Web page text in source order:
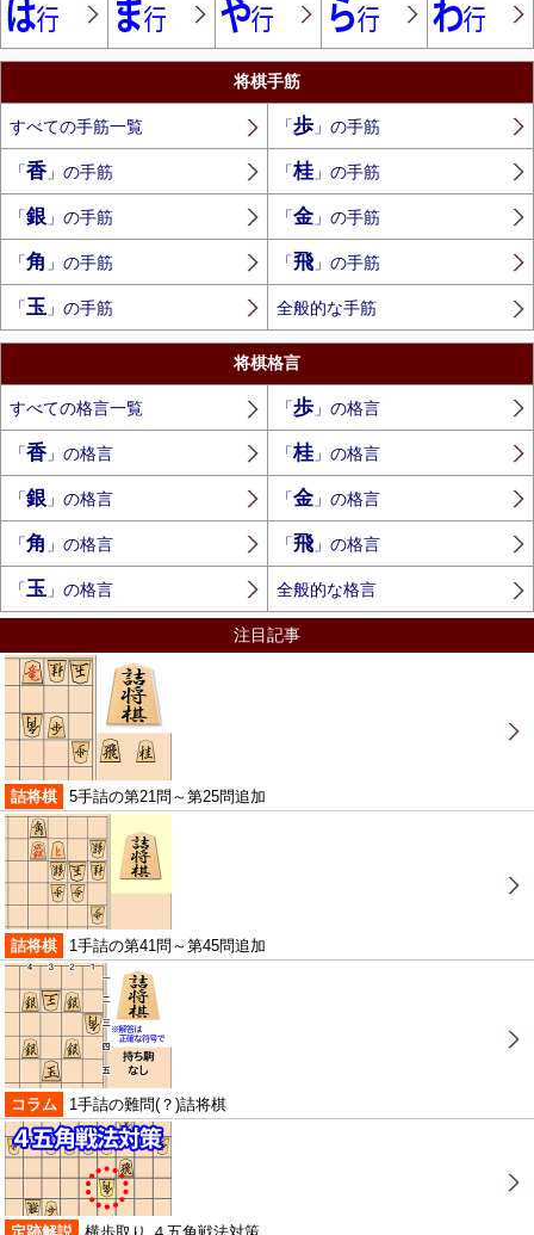
将棋手筋
すべての手筋一覧 「歩」の手筋
「香」の手筋 「桂」の手筋
「銀 」の手筋 「金」の手筋
「角 」の手筋 「飛」の手筋
「玉」の手筋 全般的な手筋
将棋格言
すべての格言一覧 「歩」の格言
「香」の格言 「桂」の格言
「銀 」の格言 「金」の格言
「角 」の格言 「飛」の格言
「玉」の格言 全般的な格言
注目記事
詰将棋 5手詰の第21問～第25問追加
詰将棋 1手詰の第41問～第45問追加
コラム 1手詰の難問(？)詰将棋